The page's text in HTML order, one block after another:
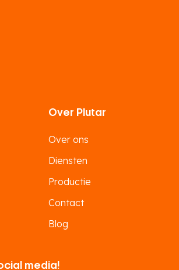
media!
Over Plutar
Over ons
Diensten
Productie
Contact
Blog